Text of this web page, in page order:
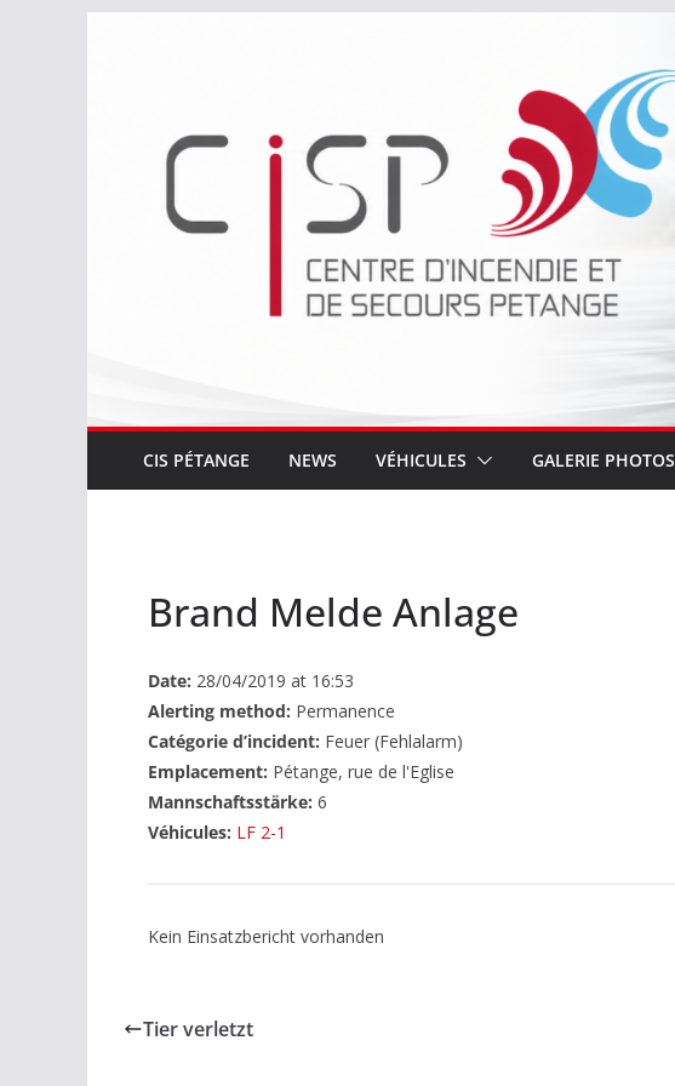
CIS PÉTANGE NEWS VÉHICULES GALERIE PHOTOS
Brand Melde Anlage
Date: 28/04/2019 at 16:53
Alerting method: Permanence
Catégorie d’incident: Feuer (Fehlalarm)
Emplacement: Pétange, rue de l'Eglise
Mannschaftsstärke: 6
Véhicules: LF 2-1
Kein Einsatzbericht vorhanden
Tier verletzt